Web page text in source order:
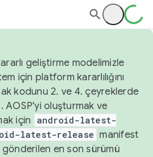
geliştirme modelimizle
için platform kararlılığını
kodunu 2. ve 4. çeyreklerde
AOSP'yi oluşturmak ve
için
android-latest-
latest-release manifest
gönderilen en son sürümü